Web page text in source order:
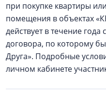
при покупке квартиры
помещения в объектах
действует в течение
договора, по которому
Друга». Подробные
личном кабинете